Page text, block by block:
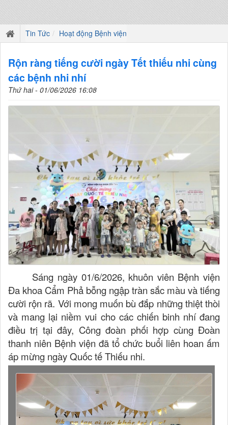
Tin Tức Hoạt động Bệnh viện
Rộn ràng tiếng cười ngày Tết thiếu nhi cùng
các bệnh nhi nhí
Thứ hai - 01/06/2026 16:08
Sáng ngày 01/6/2026, khuôn viên Bệnh viện
Đa khoa Cẩm Phả bỗng ngập tràn sắc màu và tiếng
cười rộn rã. Với mong muốn bù đắp những thiệt thòi
và mang lại niềm vui cho các chiến binh nhí đang
điều trị tại đây, Công đoàn phối hợp cùngĐoàn
thanh niên Bệnh viện đã tổ chức buổi liên hoan ấm
áp mừng ngày Quốc tế Thiếu nhi.